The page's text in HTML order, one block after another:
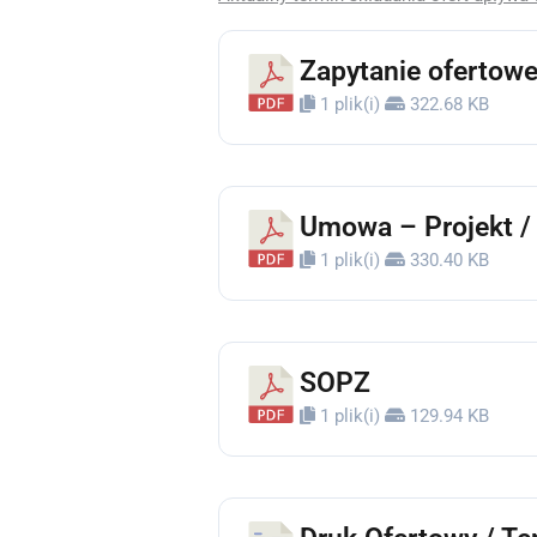
Zapytanie
1 plik(i) 322.68 KB
Umowa – Projekt
1 plik(i) 330.40 KB
SOPZ
1 plik(i) 129.94 KB